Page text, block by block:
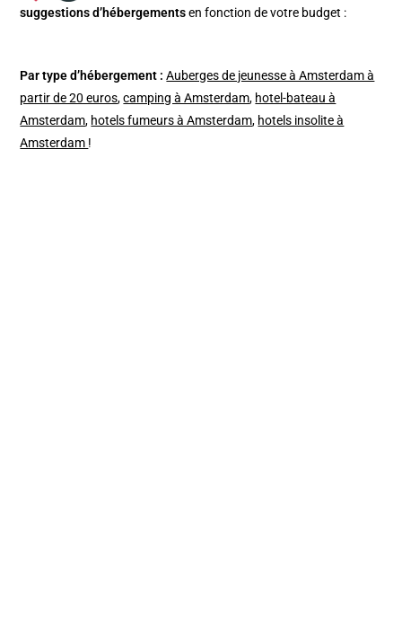
suggestions d’hébergements en fonction de votre budget :
Par type d’hébergement : Auberges de jeunesse à Amsterdam à
partir de 20 euros,camping à Amsterdam, hotel-bateau à
Amsterdam, hotels fumeurs à Amsterdam, hotels insolite à
Amsterdam !